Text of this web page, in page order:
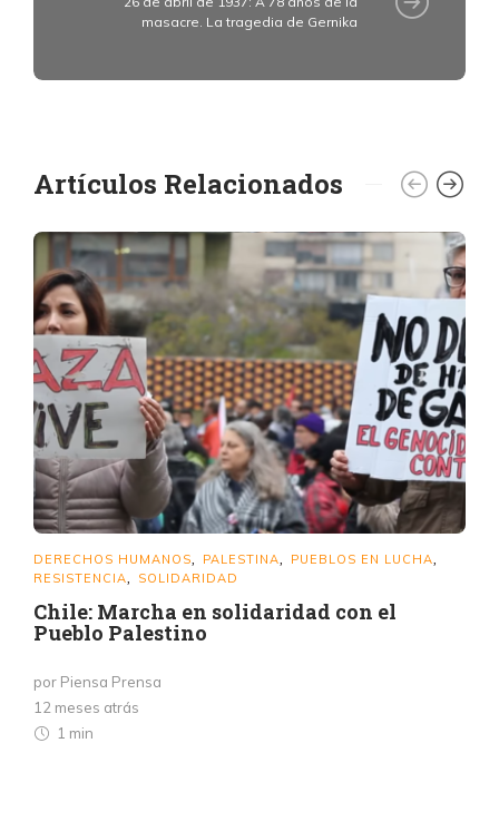
masacre. La tragedia de Gernika
Artículos Relacionados
DERECHOS HUMANOS PALESTINA PUEBLOS EN LUCHA
RESISTENCIA SOLIDARIDAD
Chile: Marcha en solidaridad con el
Pueblo Palestino
por Piensa Prensa
12 meses atrás
1 min